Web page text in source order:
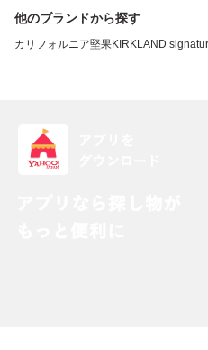
他のブランドから探す
カリフォルニア堅果KIRKLAND